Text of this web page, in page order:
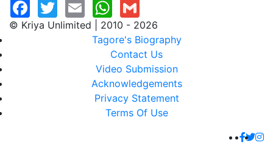
© Kriya Unlimited | 2010 - 2026
Tagore's Biography
Contact Us
Video Submission
Acknowledgements
Privacy Statement
Terms Of Use